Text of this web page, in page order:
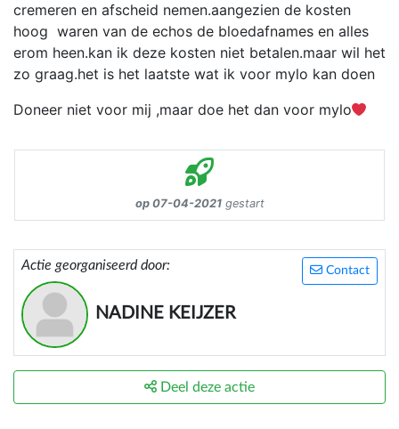
cremeren en afscheid nemen.aangezien de kosten
hoog waren van de echos de bloedafnames en alles
erom heen.kan ik deze kosten niet betalen.maar wil het
zo graag.het is het laatste wat ik voor mylo kan doen
Doneer niet voor mij ,maar doe het dan voor mylo
op 07-04-2021gestart
Contact
Actie georganiseerd door:
NADINE KEIJZER
Deel deze actie